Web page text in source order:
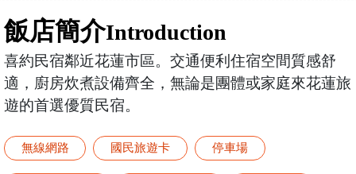
飯店簡介Introduction
喜約民宿鄰近花蓮市區。交通便利住宿空間質感舒
適，廚房炊煮設備齊全，無論是團體或家庭來花蓮旅
遊的首選優質民宿。
無線網路 國民旅遊卡 停車場